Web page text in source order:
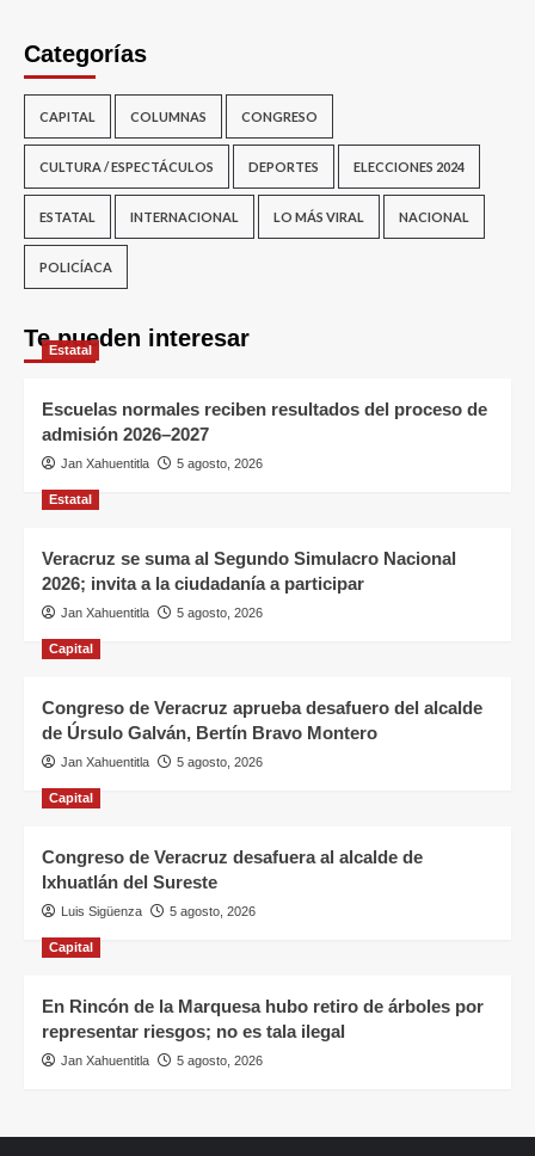
Categorías
CAPITAL COLUMNAS CONGRESO
CULTURA / ESPECTÁCULOS DEPORTES ELECCIONES 2024
ESTATAL INTERNACIONAL LO MÁS VIRAL NACIONAL
POLICÍACA
Te pueden interesar
Estatal
Escuelas normales reciben resultados del proceso de
admisión 2026–2027
Jan Xahuentitla 5 agosto, 2026
Estatal
Veracruz se suma al Segundo Simulacro Nacional
2026; invita a la ciudadanía a participar
Jan Xahuentitla 5 agosto, 2026
Capital
Congreso de Veracruz aprueba desafuero del alcalde
de Úrsulo Galván, Bertín Bravo Montero
Jan Xahuentitla 5 agosto, 2026
Capital
Congreso de Veracruz desafuera al alcalde de
Ixhuatlán del Sureste
Luis Sigüenza 5 agosto, 2026
Capital
En Rincón de la Marquesa hubo retiro de árboles por
representar riesgos; no es tala ilegal
Jan Xahuentitla 5 agosto, 2026